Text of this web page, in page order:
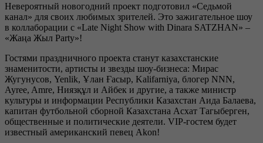
Невероятный новогодний проект подготовил «Седьмой
канал» для своих любимых зрителей. Это зажигательное шоу
в коллаборации с «Late Night Show with Dinara SATZHAN» –
«Жаңа Жыл Party»!
Гостями праздничного проекта станут казахстанские
знаменитости, артисты и звезды шоу-бизнеса: Мирас
Жугунусов, Yenlik, Ұлан Ғасыр, Kalifarniya, блогер NNN,
Ayree, Amre, Ниязқұл и Айбек и другие, а также министр
культуры и информации Республики Казахстан Аида Балаева,
капитан футбольной сборной Казахстана Асхат Тагыберген,
общественные и политические деятели. VIP-гостем будет
известный американский певец Akon!